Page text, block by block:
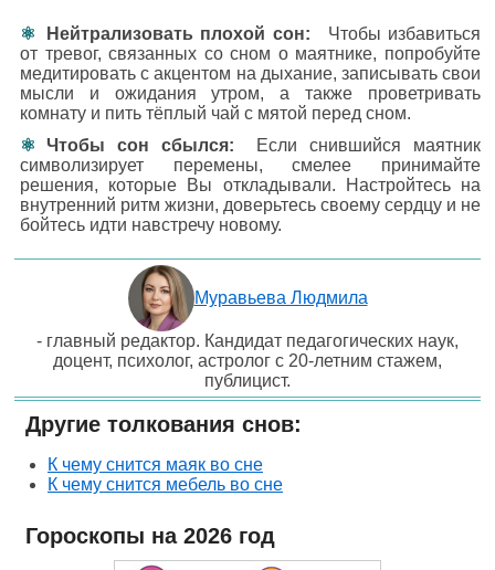
Нейтрализовать плохой сон:
Чтобы избавиться
от тревог, связанных со сном о маятнике, попробуйте
медитировать с акцентом на дыхание, записывать свои
мысли и ожидания утром, а также проветривать
комнату и пить тёплый чай с мятой перед сном.
Чтобы сон сбылся:
Если снившийся маятник
символизирует перемены, смелее принимайте
решения, которые Вы откладывали. Настройтесь на
внутренний ритм жизни, доверьтесь своему сердцу и не
бойтесь идти навстречу новому.
Муравьева Людмила
- главный редактор. Кандидат педагогических наук,
доцент, психолог, астролог с 20-летним стажем,
публицист.
Другие толкования снов:
К чему снится маяк во сне
К чему снится мебель во сне
Гороскопы на 2026 год